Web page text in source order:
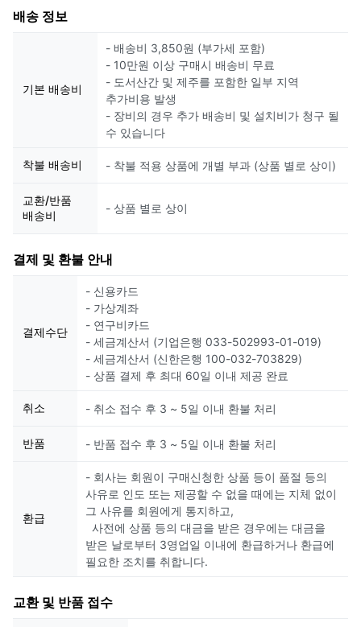
배송 정보
기본 배송비
- 배송비 3,850원 (부가세 포함)
- 10만원 이상 구매시 배송비 무료
- 도서산간 및 제주를 포함한 일부 지역
추가비용 발생
- 장비의 경우 추가 배송비 및 설치비가 청구 될
수 있습니다
착불 배송비 - 착불 적용 상품에 개별 부과 (상품 별로 상이)
교환/반품
배송비
- 상품 별로 상이
결제 및 환불 안내
결제수단
- 신용카드
- 가상계좌
- 연구비카드
- 세금계산서 (기업은행 033-502993-01-019)
- 세금계산서 (신한은행 100-032-703829)
- 상품 결제 후 최대 60일 이내 제공 완료
취소 - 취소 접수 후 3 ~ 5일 이내 환불 처리
반품 - 반품 접수 후 3 ~ 5일 이내 환불 처리
환급
- 회사는 회원이 구매신청한 상품 등이 품절 등의
사유로 인도 또는 제공할 수 없을 때에는 지체 없이
그 사유를 회원에게 통지하고,
사전에 상품 등의 대금을 받은 경우에는 대금을
받은 날로부터 3영업일 이내에 환급하거나 환급에
필요한 조치를 취합니다.
교환 및 반품 접수